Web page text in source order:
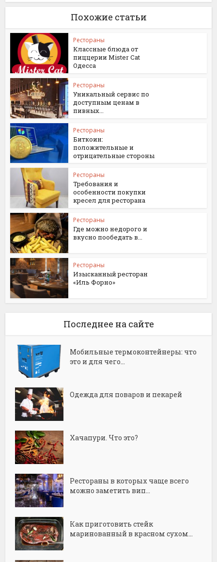
Похожие статьи
Рестораны
Классные блюда от
пиццерии Mister Cat
Одесса
Рестораны
Уникальный сервис по
доступным ценам в
пивных...
Рестораны
Биткоин:
положительные и
отрицательные стороны
Рестораны
Требования и
особенности покупки
кресел для ресторана
Рестораны
Где можно недорого и
вкусно пообедать в...
Рестораны
Изысканный ресторан
«Иль Форно»
Последнее на сайте
Мобильные термоконтейнеры: что
это и для чего...
Одежда для поваров и пекарей
Хачапури. Что это?
Рестораны в которых чаще всего
можно заметить вип...
Как приготовить стейк
маринованный в красном сухом...